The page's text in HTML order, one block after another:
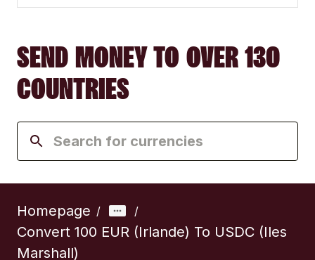
SEND MONEY TO OVER 130
COUNTRIES
Homepage / /
Convert 100 EUR (Irlande) To USDC (Iles
Marshall)